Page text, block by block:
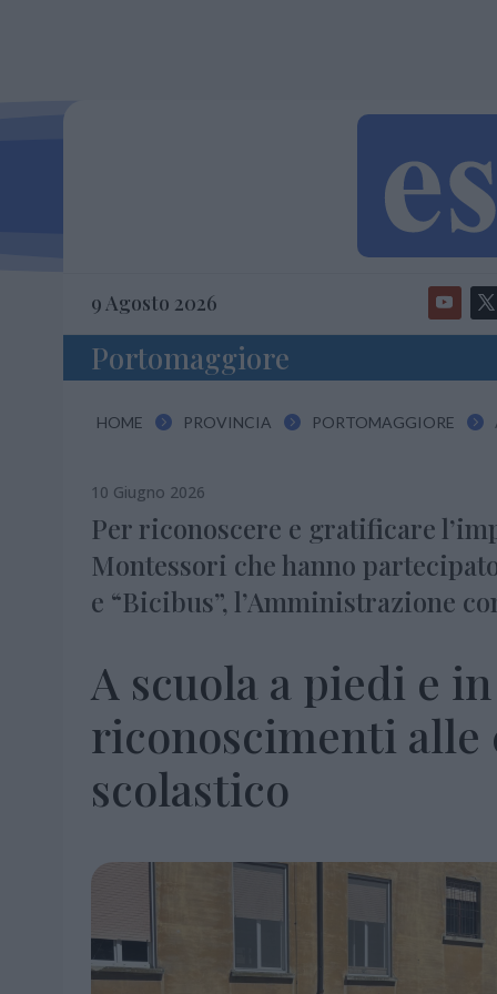
9 Agosto 2026
Portomaggiore
HOME  PROVINCIA  PORTOMAGGIORE 
10 Giugno 2026
Per riconoscere e gratificare
Montessori che hanno
e “Bicibus”, l’Amministrazione
A scuola a piedi e
riconoscimenti alle
scolastico